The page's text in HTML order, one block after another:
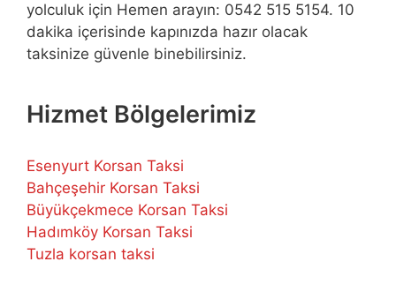
yolculuk için Hemen arayın: 0542 515 5154. 10
dakika içerisinde kapınızda hazır olacak
taksinize güvenle binebilirsiniz.
Hizmet Bölgelerimiz
Esenyurt Korsan Taksi
Bahçeşehir Korsan Taksi
Büyükçekmece Korsan Taksi
Hadımköy Korsan Taksi
Tuzla korsan taksi